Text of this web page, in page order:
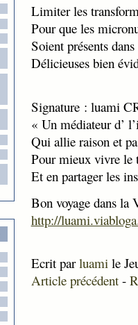
Limiter les
Pour que les
Soient présents
Délicieuses bien
Signature : luami
« Un médiateur d’
Qui allie raison et
Pour mieux vivre le
Et en partager les
Bon voyage dans la
http://
Ecrit parluamile
Article précédent-